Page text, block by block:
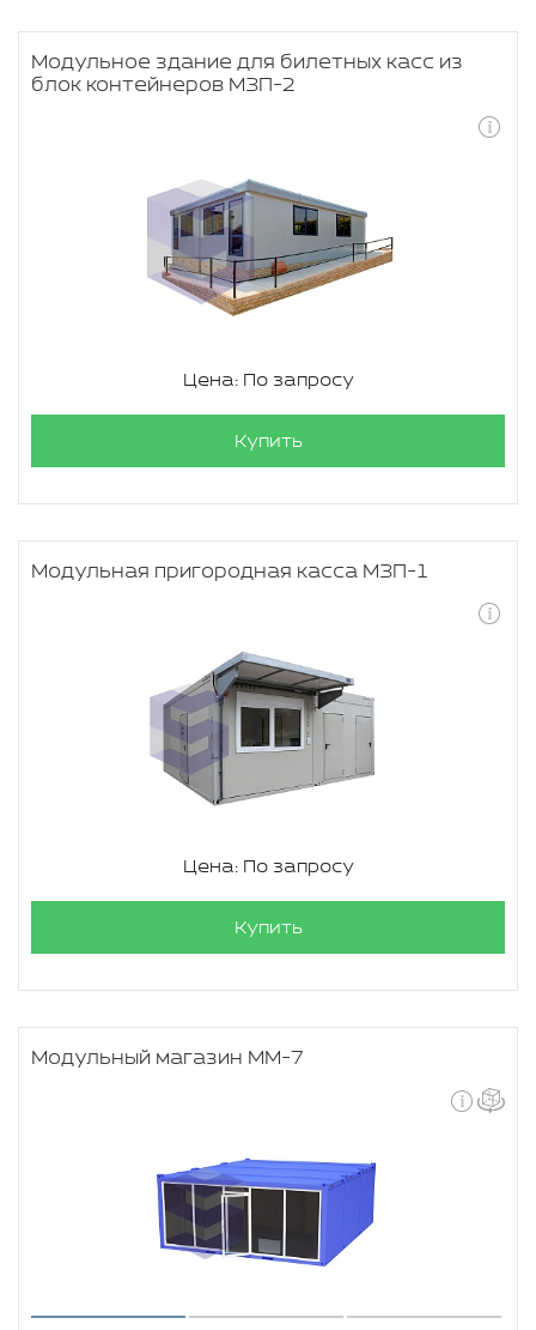
Модульное здание для билетных касс из
блок контейнеров МЗП-2
Цена: По запросу
Купить
Модульная пригородная касса МЗП-1
Цена: По запросу
Купить
Модульный магазин ММ-7